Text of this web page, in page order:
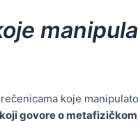
koje
govore o